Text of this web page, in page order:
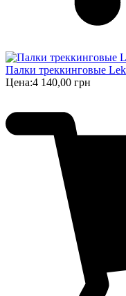
Палки треккинговые
Цена:4 140,00 грн